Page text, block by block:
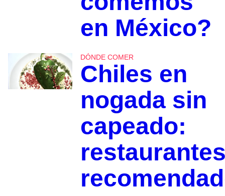
en México?
DÓNDE COMER
Chiles en
nogada sin
capeado: